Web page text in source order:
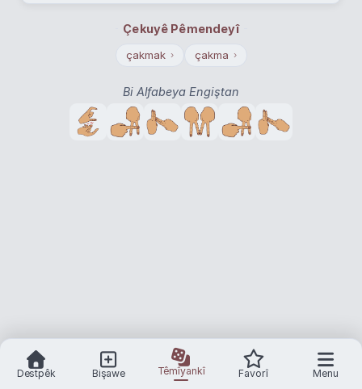
Çekuyê Pêmendeyî
çakmak › çakma ›
Bi Alfabeya Engiştan
Destpêk Bişawe Têmîyankî Favorî Menu